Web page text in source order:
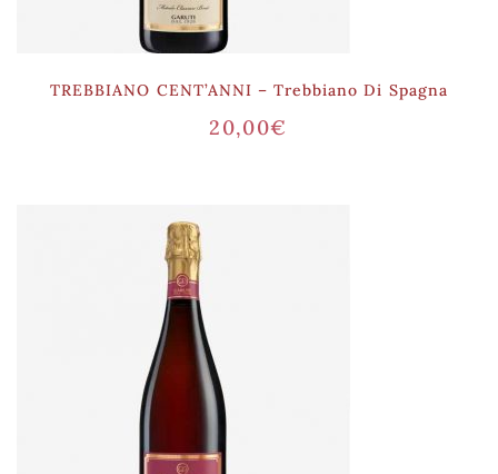
TREBBIANO CENT’ANNI – Trebbiano Di Spagna
20,00€